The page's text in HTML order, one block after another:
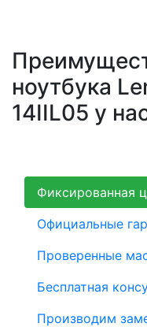
ноутбука
14IIL05 у
Фиксированная
Официальные
Проверенные
Бесплатная
Производим